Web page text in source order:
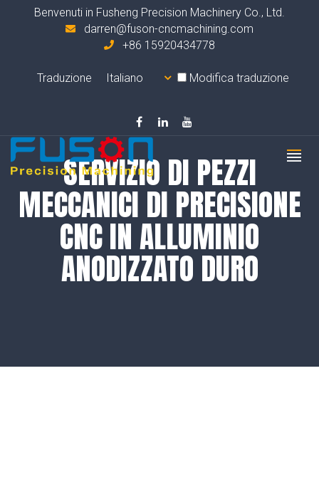
Benvenuti in Fusheng Precision Machinery Co., Ltd.
darren@fuson-cncmachining.com
+86 15920434778
Traduzione Modifica traduzione
SERVIZIO DI PEZZI
MECCANICI DI PRECISIONE
CNC IN ALLUMINIO
ANODIZZATO DURO